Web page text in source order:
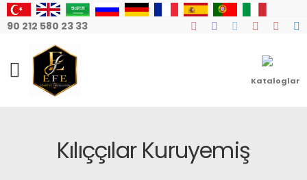
90 212 580 23 33
Mobile Menu Kataloglar
Kılıççılar Kuruyemiş